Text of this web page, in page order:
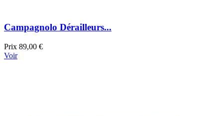
Campagnolo Dérailleurs...
Prix 89,00 €
Voir